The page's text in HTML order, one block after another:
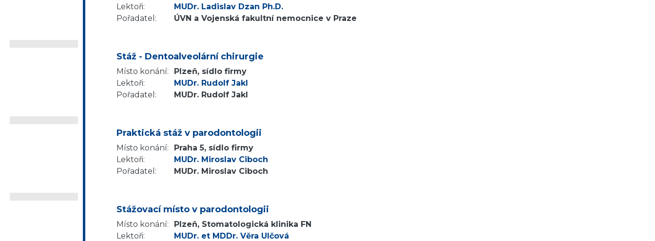
Lektoři:
MUDr. Ladislav Dzan Ph.D.
Pořadatel:
ÚVN a Vojenská fakultní nemocnice v Praze
Stáž - Dentoalveolární chirurgie
Místo konání:
Plzeň, sídlo firmy
Lektoři:
MUDr. Rudolf Jakl
Pořadatel:
MUDr. Rudolf Jakl
Praktická stáž v parodontologii
Místo konání:
Praha 5, sídlo firmy
Lektoři:
MUDr. Miroslav Ciboch
Pořadatel:
MUDr. Miroslav Ciboch
Stážovací místo v parodontologii
Místo konání:
Plzeň, Stomatologická klinika FN
Lektoři:
MUDr. et MDDr. Věra Ulčová